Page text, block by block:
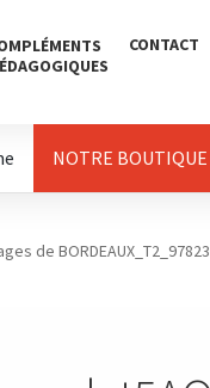
CONTACT
NOTRE BOUTIQUE
de